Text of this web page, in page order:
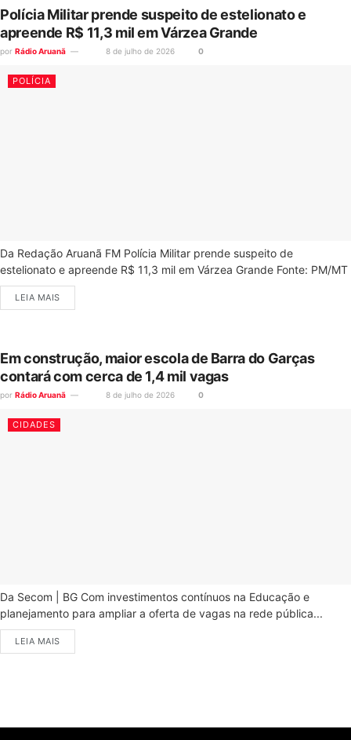
Polícia Militar prende suspeito de estelionato e
apreende R$ 11,3 mil em Várzea Grande
por Rádio Aruanã 8 de julho de 2026 0
POLÍCIA
Da Redação Aruanã FM Polícia Militar prende suspeito de
estelionato e apreende R$ 11,3 mil em Várzea Grande Fonte: PM/MT
LEIA MAIS
Em construção, maior escola de Barra do Garças
contará com cerca de 1,4 mil vagas
por Rádio Aruanã 8 de julho de 2026 0
CIDADES
Da Secom | BG Com investimentos contínuos na Educação e
planejamento para ampliar a oferta de vagas na rede pública...
LEIA MAIS